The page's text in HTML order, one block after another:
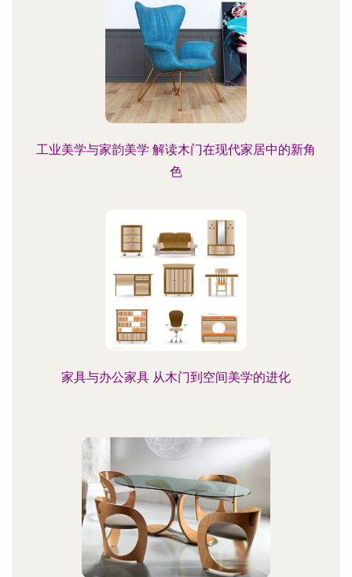
工业美学与家韵美学 解读木门在现代家居中的新角
色
家具与办公家具 从木门到空间美学的进化